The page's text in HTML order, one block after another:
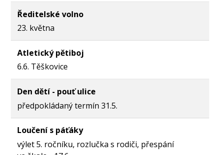
Ředitelské volno
23. května
Atletický pětiboj
6.6. Těškovice
Den dětí - pouť ulice
předpokládaný termín 31.5.
Loučení s páťáky
výlet 5. ročníku, rozlučka s rodiči, přespání